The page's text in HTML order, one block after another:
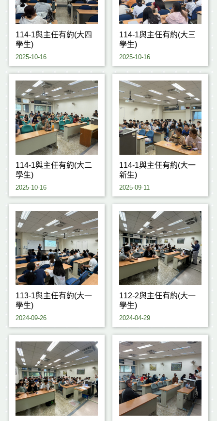
114-1與主任有約(大四
學生)
2025-10-16
114-1與主任有約(大三
學生)
2025-10-16
114-1與主任有約(大二
學生)
2025-10-16
114-1與主任有約(大一
新生)
2025-09-11
113-1與主任有約(大一
學生)
2024-09-26
112-2與主任有約(大一
學生)
2024-04-29